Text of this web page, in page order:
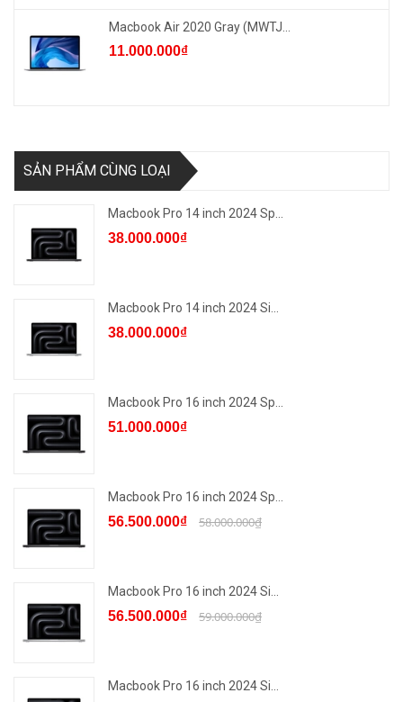
Macbook Air 2020 Gray (MWTJ...
11.000.000₫
SẢN PHẨM CÙNG LOẠI
Macbook Pro 14 inch 2024 Sp...
38.000.000₫
Macbook Pro 14 inch 2024 Si...
38.000.000₫
Macbook Pro 16 inch 2024 Sp...
51.000.000₫
Macbook Pro 16 inch 2024 Sp...
56.500.000₫ 58.000.000₫
Macbook Pro 16 inch 2024 Si...
56.500.000₫ 59.000.000₫
Macbook Pro 16 inch 2024 Si...